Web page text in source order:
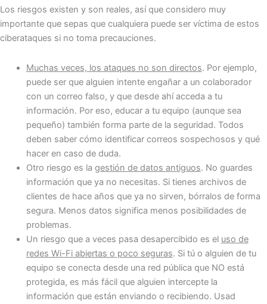
Los riesgos existen y son reales, así que considero muy
importante que sepas que cualquiera puede ser víctima de estos
ciberataques si no toma precauciones.
Muchas veces, los ataques no son directos. Por ejemplo,
puede ser que alguien intente engañar a un colaborador
con un correo falso, y que desde ahí acceda a tu
información. Por eso, educar a tu equipo (aunque sea
pequeño) también forma parte de la seguridad. Todos
deben saber cómo identificar correos sospechosos y qué
hacer en caso de duda.
Otro riesgo es la gestión de datos antiguos. No guardes
información que ya no necesitas. Si tienes archivos de
clientes de hace años que ya no sirven, bórralos de forma
segura. Menos datos significa menos posibilidades de
problemas.
Un riesgo que a veces pasa desapercibido es el uso de
redes Wi-Fi abiertas o poco seguras. Si tú o alguien de tu
equipo se conecta desde una red pública que NO está
protegida, es más fácil que alguien intercepte la
información que están enviando o recibiendo. Usad